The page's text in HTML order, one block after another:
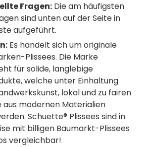
Fragen: Die am häufigsten
sind unten auf der Seite in
aufgeführt.
Es handelt sich um originale
Plissees. Die Marke
für solide, langlebige
welche unter Einhaltung
lokal und zu fairen
aus modernen Materialien
Schuette® Plissees sind in
mit billigen Baumarkt-Plissees
vergleichbar!